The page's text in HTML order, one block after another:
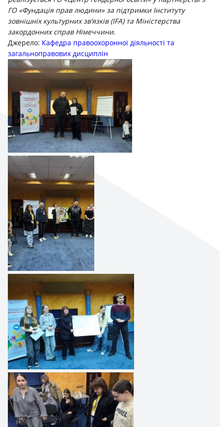
ГО «Фундація прав людини» за підтримки Інституту
зовнішніх культурних зв’язків (IFA) та Міністерства
закордонних справ Німеччини.
Джерело: Кафедра правоохоронної діяльності та
загальноправових дисциплін